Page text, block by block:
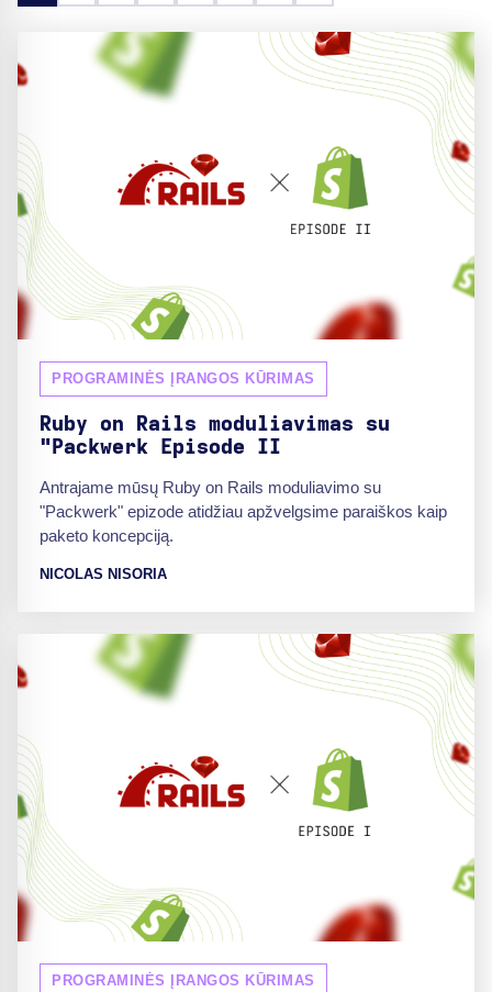
PROGRAMINĖS ĮRANGOS KŪRIMAS
Ruby on Rails moduliavimas su
"Packwerk Episode II
Antrajame mūsų Ruby on Rails moduliavimo su
"Packwerk" epizode atidžiau apžvelgsime paraiškos kaip
paketo koncepciją.
NICOLAS NISORIA
PROGRAMINĖS ĮRANGOS KŪRIMAS